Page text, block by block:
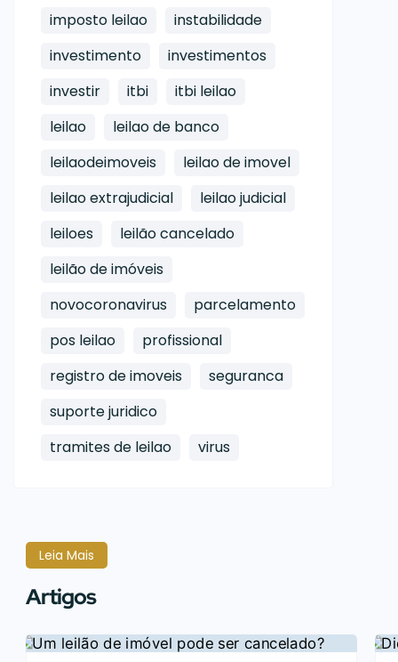
imposto leilao
instabilidade
investimento
investimentos
investir
itbi
itbi leilao
leilao
leilao de banco
leilaodeimoveis
leilao de imovel
leilao extrajudicial
leilao judicial
leiloes
leilão cancelado
leilão de imóveis
novocoronavirus
parcelamento
pos leilao
profissional
registro de imoveis
seguranca
suporte juridico
tramites de leilao
virus
Leia Mais
Artigos